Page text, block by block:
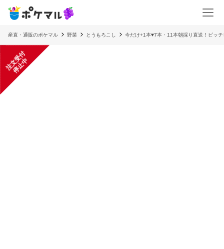
産直・通販のポケマル 野菜 とうもろこし 今だけ+1本♥7本・11本朝採り直送！ピッ
注
文
受
付
停
止
中